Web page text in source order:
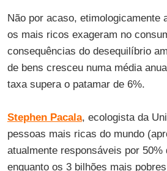
Não por acaso, etimologicamente
os mais ricos exageram no
consequências do desequilíbrio
de bens cresceu numa média
taxa supera o patamar de 6%.
Stephen Pacala, ecologista da
pessoas mais ricas do mundo
atualmente responsáveis por
enquanto os 3 bilhões mais